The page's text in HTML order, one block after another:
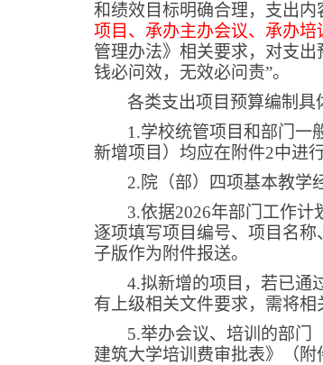
和绩效目标明确合理，支出
项目、承办主办会议、承办培
管理办法》相关要求，对支
钱必问效，无效必问责”。
各类支出项目预算编制具
1.学校统管项目和部门一
新增项目）均应在附件2中进
2.院（部）四项基本教学
3.依据2026年部门工作计
逐项填写项目编号、项目名
子版作为附件报送。
4.拟新增的项目，若已通
有上级相关文件要求，需将相
5.举办会议、培训的部门
建筑大学培训费审批表》（附